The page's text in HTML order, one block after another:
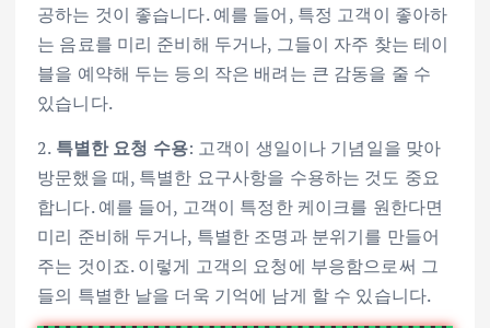
공하는 것이 좋습니다. 예를 들어, 특정 고객이 좋아하
는 음료를 미리 준비해 두거나, 그들이 자주 찾는 테이
블을 예약해 두는 등의 작은 배려는 큰 감동을 줄 수
있습니다.
2. 특별한 요청 수용: 고객이 생일이나 기념일을 맞아
방문했을 때, 특별한 요구사항을 수용하는 것도 중요
합니다. 예를 들어, 고객이 특정한 케이크를 원한다면
미리 준비해 두거나, 특별한 조명과 분위기를 만들어
주는 것이죠. 이렇게 고객의 요청에 부응함으로써 그
들의 특별한 날을 더욱 기억에 남게 할 수 있습니다.